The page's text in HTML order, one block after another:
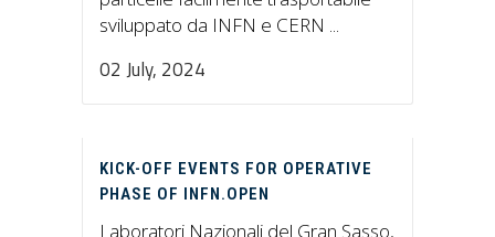
sviluppato da INFN e CERN ...
02 July, 2024
KICK-OFF EVENTS FOR OPERATIVE
PHASE OF INFN.OPEN
Laboratori Nazionali del Gran Sasso,